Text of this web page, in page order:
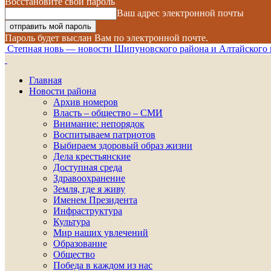
Ваш адрес электронной почты
Пароль будет выслан Вам по электронной почте.
Степная новь — новости Шипуновского района и Алтайского
Главная
Новости района
Архив номеров
Власть – общество – СМИ
Внимание: непорядок
Воспитываем патриотов
Выбираем здоровый образ жизни
Дела крестьянские
Доступная среда
Здравоохранение
Земля, где я живу
Именем Президента
Инфраструктура
Культура
Мир наших увлечений
Образование
Общество
Победа в каждом из нас